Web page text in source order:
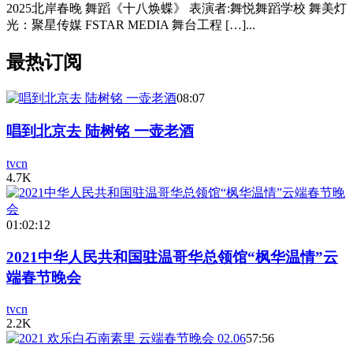
2025北岸春晚 舞蹈《十八焕蝶》 表演者:舞悦舞蹈学校 舞美灯
光：聚星传媒 FSTAR MEDIA 舞台工程 […]...
最热订阅
08:07
唱到北京去 陆树铭 一壶老酒
tvcn
4.7K
01:02:12
2021中华人民共和国驻温哥华总领馆“枫华温情”云
端春节晚会
tvcn
2.2K
57:56